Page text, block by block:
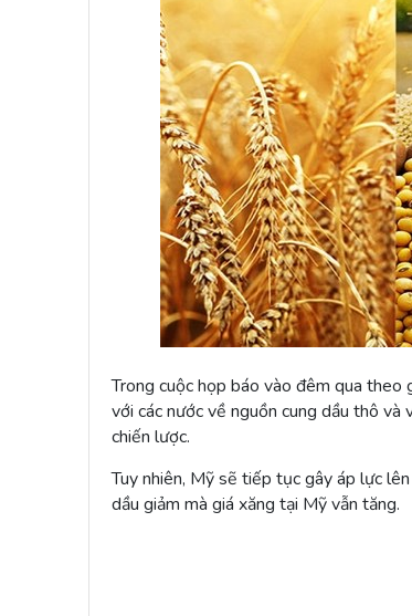
Trong cuộc họp báo vào đêm qua theo
với các nước về nguồn cung dầu thô
chiến lược.
Tuy nhiên, Mỹ sẽ tiếp tục gây áp lực
dầu giảm mà giá xăng tại Mỹ vẫn tăng.